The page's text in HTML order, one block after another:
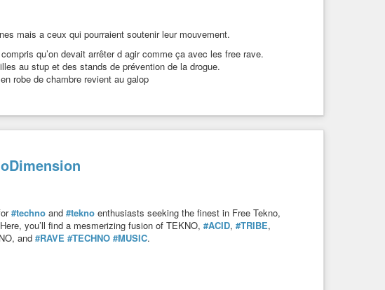
mais a ceux qui pourraient soutenir leur mouvement.
qu’on devait arrêter d agir comme ça avec les free rave.
au stup et des stands de prévention de la drogue.
robe de chambre revient au galop
#techno and #tekno enthusiasts seeking the finest in Free Tekno,
you’ll find a mesmerizing fusion of TEKNO, #ACID, #TRIBE,
and #RAVE #TECHNO #MUSIC.